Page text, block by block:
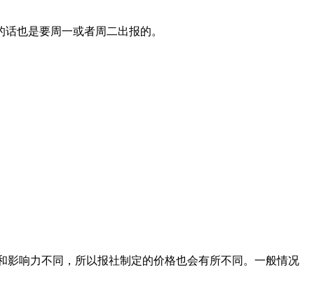
也是要周一或者周二出报的。
影响力不同，所以报社制定的价格也会有所不同。一般情况